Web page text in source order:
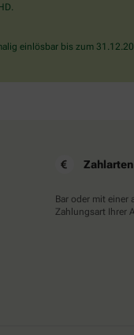
einlösbar bis zum
Zahlarten
Bar oder mit einer
Zahlungsart Ihrer